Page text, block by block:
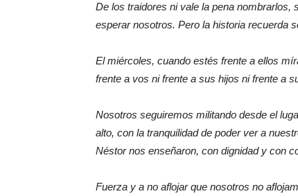
De los traidores ni vale la pena nombrarlos,
esperar nosotros. Pero la historia recuerda
El miércoles, cuando estés frente a ellos
frente a vos ni frente a sus hijos ni frente a
Nosotros seguiremos militando desde el
alto, con la tranquilidad de poder ver a
Néstor nos enseñaron, con dignidad y con
Fuerza y a no aflojar que nosotros no